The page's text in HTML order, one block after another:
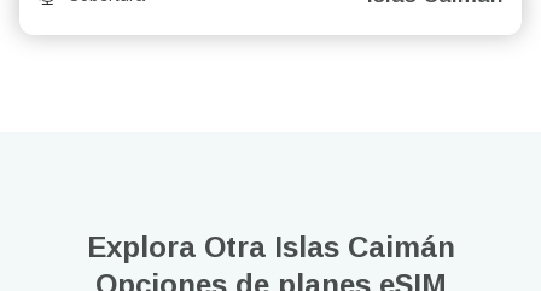
Explora Otra Islas Caimán
Opciones de planes eSIM